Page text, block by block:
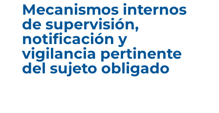
Mecanismos internos
de supervisión,
notificación y
vigilancia pertinente
del sujeto obligado